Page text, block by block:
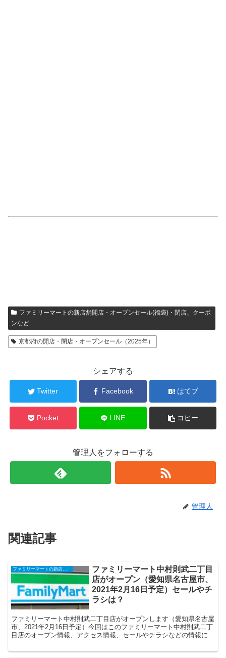
ファミリーマートの新店舗開店・オープンセール(福袋)・閉店、クーポ
ンなど
京都府の開店・閉店・オープンセール（2025年）
シェアする
Twitter Facebook はてブ
Pocket LINE コピー
管理人をフォローする
管理人
関連記事
ファミリーマートの新店舗開店・オープンセール(福袋)・閉店、クーポンなど
ファミリーマート中村則武二丁目
店がオープン（愛知県名古屋市、
2021年2月16日予定）セールやチ
ラシは？
ファミリーマート中村則武二丁目店がオープンします（愛知県名古屋
市、2021年2月16日予定）今回はこのファミリーマート中村則武二丁
目店のオープン情報、アクセス情報、セールやチラシなどの情報につ